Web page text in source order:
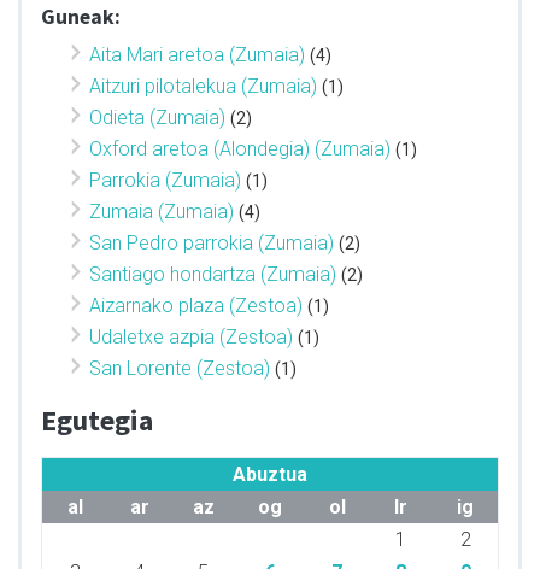
Guneak:
Aita Mari aretoa (Zumaia) (4)
Aitzuri pilotalekua (Zumaia) (1)
Odieta (Zumaia) (2)
Oxford aretoa (Alondegia) (Zumaia) (1)
Parrokia (Zumaia) (1)
Zumaia (Zumaia) (4)
San Pedro parrokia (Zumaia) (2)
Santiago hondartza (Zumaia) (2)
Aizarnako plaza (Zestoa) (1)
Udaletxe azpia (Zestoa) (1)
San Lorente (Zestoa) (1)
Egutegia
Abuztua
al
ar az og ol lr
ig
1
2